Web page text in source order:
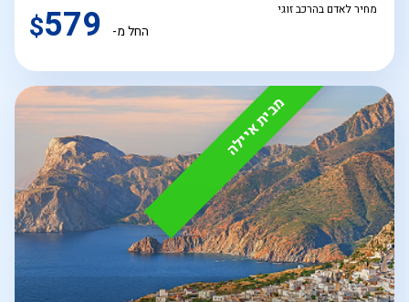
מחיר לאדם בהרכב זוגי
החל מ- $579
מבית איילה